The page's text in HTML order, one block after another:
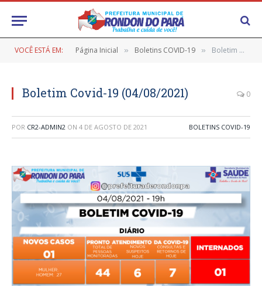
VOCÊ ESTÁ EM: Página Inicial » Boletins COVID-19 » Boletim Covid-19 (04/08/2021)
Boletim Covid-19 (04/08/2021) 0
POR CR2-ADMIN2 ON 4 DE AGOSTO DE 2021 BOLETINS COVID-19